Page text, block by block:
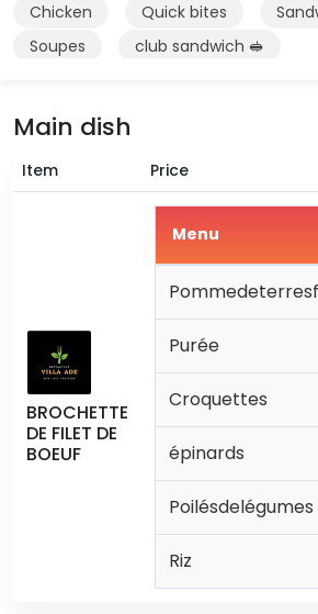
Chicken
Quick bites
Soupes
club sandwich 🥪
Main dish
Item Price
BROCHETTE
DE FILET DE
BOEUF
Menu
Purée
Croquettes
épinards
Poilésdelégumes
Riz